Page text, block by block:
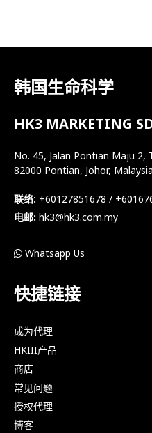
韩国生命科学
HK3 MARKETING
No. 45, Jalan Pontian Maju
82000 Pontian, Johor, Malaysia
联络: +60127851678 /
电邮: hk3@hk3.com.my
Whatsapp Us
快捷链接
成为代理
HKIII产品
商店
常见问题
授权代理
博客